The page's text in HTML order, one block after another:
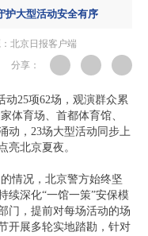
护大型活动安全有序
北京日报客户端
分享：
动25项62场，观演群众累
体育场、首都体育馆、
动，23场大型活动同步上
亮北京夏夜。
情况，北京警方始终坚
续深化“一馆一策”安保模
门，提前对每场活动的场
开展多轮实地踏勘，针对